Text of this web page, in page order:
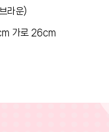
라운)
가로 26cm